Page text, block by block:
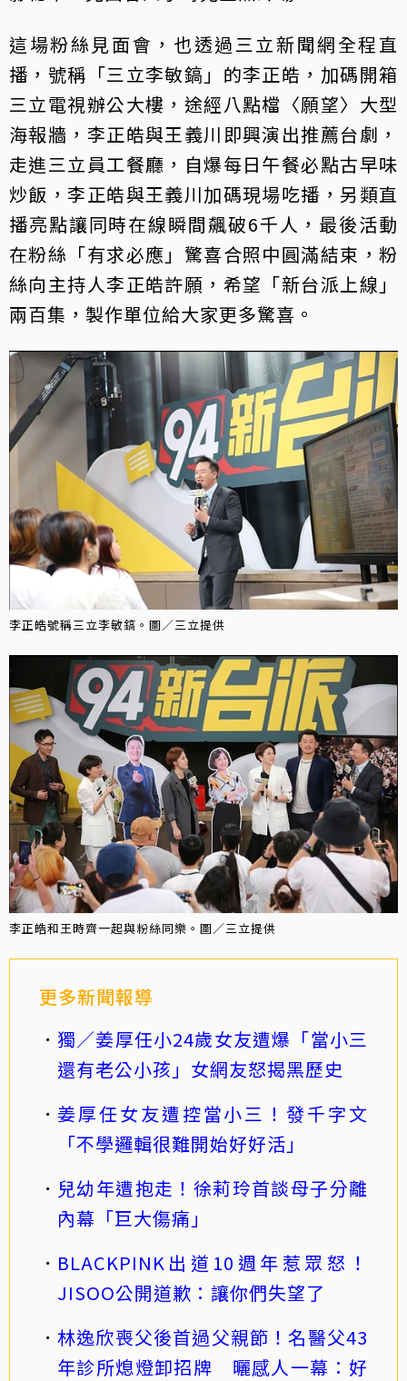
這場粉絲見面會，也透過三立新聞網全程直
播，號稱「三立李敏鎬」的李正皓，加碼開箱
三立電視辦公大樓，途經八點檔〈願望〉大型
海報牆，李正皓與王義川即興演出推薦台劇，
走進三立員工餐廳，自爆每日午餐必點古早味
炒飯，李正皓與王義川加碼現場吃播，另類直
播亮點讓同時在線瞬間飆破6千人，最後活動
在粉絲「有求必應」驚喜合照中圓滿結束，粉
絲向主持人李正皓許願，希望「新台派上線」
兩百集，製作單位給大家更多驚喜。
李正皓號稱三立李敏鎬。圖／三立提供
李正皓和王時齊一起與粉絲同樂。圖／三立提供
更多新聞報導
獨／姜厚任小24歲女友遭爆「當小三
還有老公小孩」女網友怒揭黑歷史
姜厚任女友遭控當小三！發千字文
「不學邏輯很難開始好好活」
兒幼年遭抱走！徐莉玲首談母子分離
內幕「巨大傷痛」
BLACKPINK出道10週年惹眾怒！
JISOO公開道歉：讓你們失望了
林逸欣喪父後首過父親節！名醫父43
年診所熄燈卸招牌 曬感人一幕：好